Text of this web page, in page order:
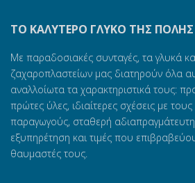
Τούρτα
ΤΟ ΚΑΛΎΤΕΡΟ ΓΛΥΚΌ ΤΗΣ ΠΌΛΗΣ
Με παραδοσιακές συνταγές, τα γλυκά
ζαχαροπλαστείων μας διατηρούν όλα
αναλλοίωτα τα χαρακτηριστικά τους:
πρώτες ύλες, ιδιαίτερες σχέσεις με
παραγωγούς, σταθερή αδιαπραγμάτευτη
εξυπηρέτηση και τιμές που
θαυμαστές τους.